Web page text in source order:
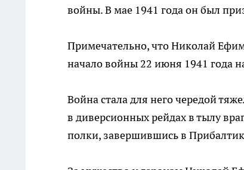
войны. В мае 1941 года он был
Примечательно, что Николай
начало войны 22 июня 1941 года
Война стала для него чередой
в диверсионных рейдах в тылу
полки, завершившись в